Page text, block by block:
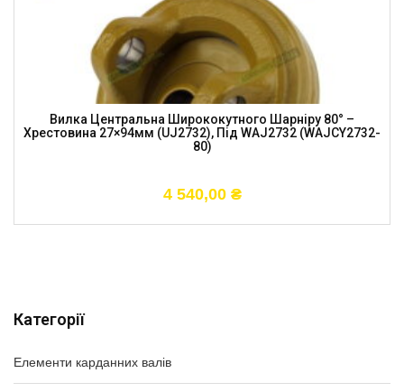
Категорії
Елементи карданних валів
Вилка Центральна Ширококутного Шарніру 80° –
Хрестовина 27×94мм (UJ2732), Під WAJ2732 (WAJCY2732-
80)
4 540,00 ₴